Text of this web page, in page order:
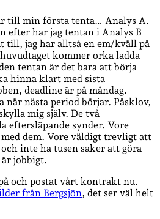
till min första tenta… Analys A.
efter har jag tentan i Analys B
till, jag har alltså en em/kväll på
kommer orka ladda
tentan är det bara att börja
hinna klart med sista
deadline är på måndag.
när nästa period börjar. Påsklov,
mig själv. De två
eftersläpande synder. Vore
dem. Vore väldigt trevligt att
inte ha tusen saker att göra
är jobbigt.
och postat vårt kontrakt nu.
från Bergsjön, det ser väl helt